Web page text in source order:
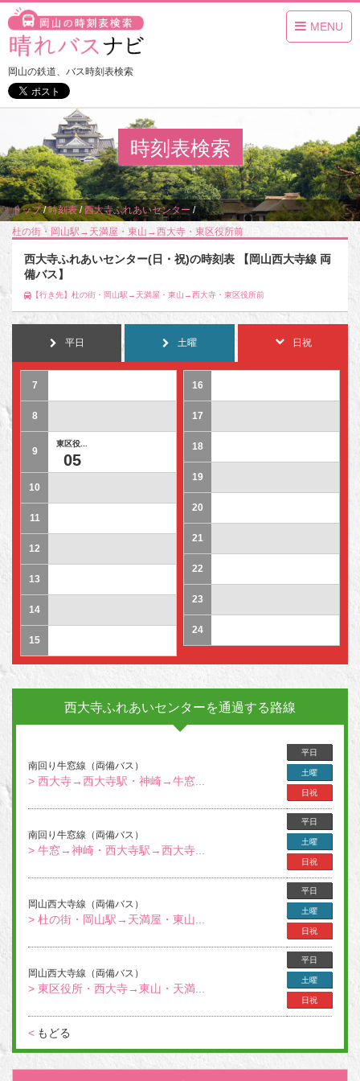
MENU
岡山の鉄道、バス時刻表検索
時刻表検索
トップ/時刻表/西大寺ふれあいセンター /
杜の街・岡山駅→天満屋・東山→西大寺・東区役所前
西大寺ふれあいセンター(日・祝)の時刻表 【岡山西大寺線 両
備バス】
【行き先】杜の街・岡山駅→天満屋・東山→西大寺・東区役所前
平日 土曜 日祝
7
8
9
東区役...
05
10
11
12
13
14
15
16
17
18
19
20
21
22
23
24
西大寺ふれあいセンターを通過する路線
南回り牛窓線（両備バス）
> 西大寺→西大寺駅・神崎→牛窓...
平日
土曜
日祝
南回り牛窓線（両備バス）
> 牛窓→神崎・西大寺駅→西大寺...
平日
土曜
日祝
岡山西大寺線（両備バス）
> 杜の街・岡山駅→天満屋・東山...
平日
土曜
日祝
岡山西大寺線（両備バス）
> 東区役所・西大寺→東山・天満...
平日
土曜
日祝
< もどる